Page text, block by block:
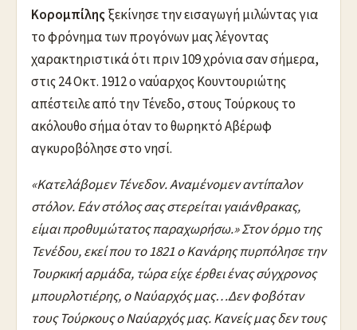
Κορομπίλης ξεκίνησε την εισαγωγή μιλώντας για
το φρόνημα των προγόνων μας λέγοντας
χαρακτηριστικά ότι πριν 109 χρόνια σαν σήμερα,
στις 24 Οκτ. 1912 ο ναύαρχος Κουντουριώτης
απέστειλε από την Τένεδο, στους Τούρκους το
ακόλουθο σήμα όταν το θωρηκτό Αβέρωφ
αγκυροβόλησε στο νησί.
«Κατελάβομεν Τένεδον. Αναμένομεν αντίπαλον
στόλον. Εάν στόλος σας στερείται γαιάνθρακας,
είμαι προθυμώτατος παραχωρήσω.» Στον όρμο της
Τενέδου, εκεί που το 1821 ο Κανάρης πυρπόλησε την
Τουρκική αρμάδα, τώρα είχε έρθει ένας σύγχρονος
μπουρλοτιέρης, ο Ναύαρχός μας…Δεν φοβόταν
τους Τούρκους ο Ναύαρχός μας. Κανείς μας δεν τους